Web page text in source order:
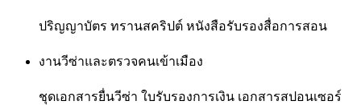
ปริญญาบัตร ทรานสคริปต์ หนังสือรับรองสื่อการสอน
งานวีซ่าและตรวจคนเข้าเมือง
ชุดเอกสารยื่นวีซ่า ใบรับรองการเงิน เอกสารสปอนเซอร์